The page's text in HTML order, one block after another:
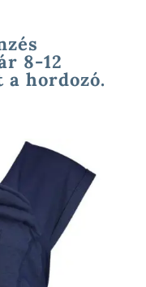
8-12
hordozó.